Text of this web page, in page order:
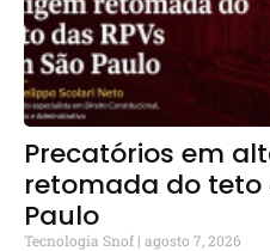
Precatórios em
retomada do teto
Paulo
Tecnologia Snof agosto 7, 2026